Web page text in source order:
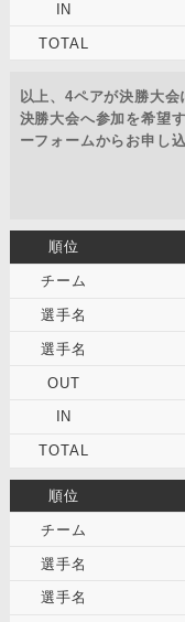
以上、4ペアが決勝大会
決勝大会へ参加を希望
ーフォームからお申し